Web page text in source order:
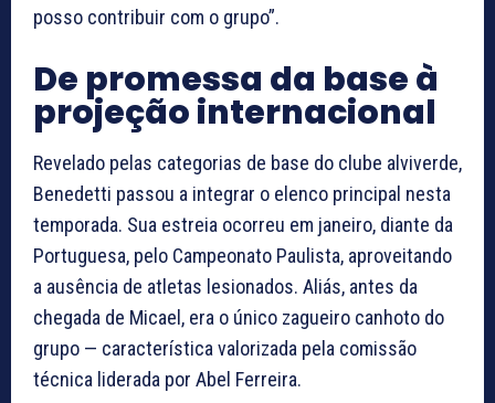
posso contribuir com o grupo”.
De promessa da base à
projeção internacional
Revelado pelas categorias de base do clube alviverde,
Benedetti passou a integrar o elenco principal nesta
temporada. Sua estreia ocorreu em janeiro, diante da
Portuguesa, pelo Campeonato Paulista, aproveitando
a ausência de atletas lesionados. Aliás, antes da
chegada de Micael, era o único zagueiro canhoto do
grupo — característica valorizada pela comissão
técnica liderada por Abel Ferreira.